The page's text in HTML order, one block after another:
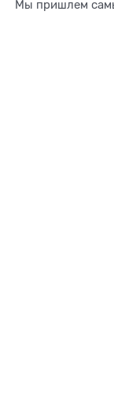
Мы пришлем